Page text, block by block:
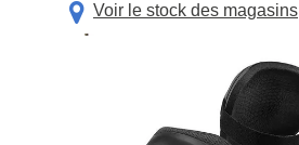
Voir le stock des magasins